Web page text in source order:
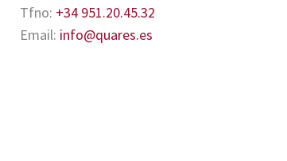
Tfno: +34 951.20.45.32
Email: info@quares.es